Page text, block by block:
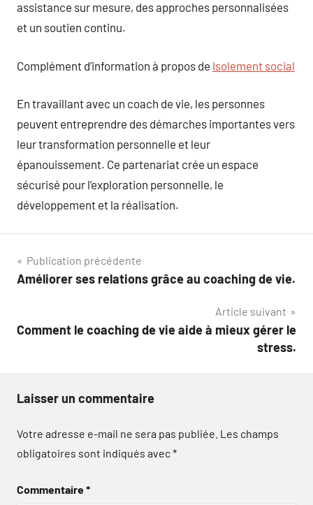
assistance sur mesure, des approches personnalisées
et un soutien continu.
Complément d’information à propos de Isolement social
En travaillant avec un coach de vie, les personnes
peuvent entreprendre des démarches importantes vers
leur transformation personnelle et leur
épanouissement. Ce partenariat crée un espace
sécurisé pour l’exploration personnelle, le
développement et la réalisation.
Navigation
de
Publication précédente
Améliorer ses relations grâce au coaching de vie.
Article suivant
Comment le coaching de vie aide à mieux gérer le
stress.
Laisser un commentaire
Votre adresse e-mail ne sera pas publiée. Les champs
obligatoires sont indiqués avec*
Commentaire*